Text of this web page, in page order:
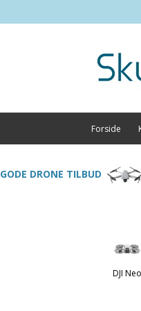
Forside
GODE DRONE TILBUD
DJI Neo